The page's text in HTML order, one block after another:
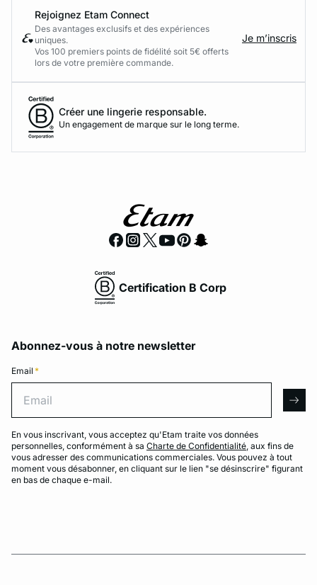
Rejoignez Etam Connect
Des avantages exclusifs et des expériences
uniques.
Vos 100 premiers points de fidélité soit 5€ offerts
lors de votre première commande.​
Je m’inscris
Créer une lingerie responsable.
Un engagement de marque sur le long terme.
Certification B Corp
Abonnez-vous à notre newsletter
Email *
En vous inscrivant, vous acceptez qu'Etam traite vos données
personnelles, conformément à sa Charte de Confidentialité, aux fins de
vous adresser des communications commerciales. Vous pouvez à tout
moment vous désabonner, en cliquant sur le lien "se désinscrire" figurant
en bas de chaque e-mail.